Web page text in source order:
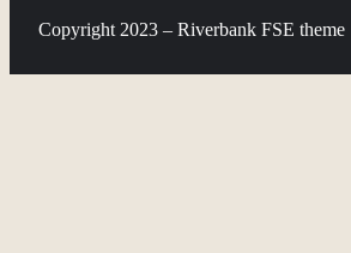
Copyright 2023 – Riverbank FSE theme